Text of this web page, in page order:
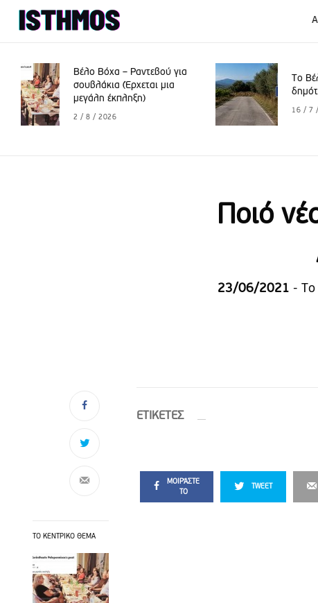
Το Βέλο γιορτάζει, οι
δημότες “πενθούν”
Ποιό
23/06/2021 - Το
ΤΟ ΚΕΝΤΡΙΚΟ ΘΕΜΑ
ETIΚΕΤΕΣ
ΜΟΙΡΆΣΤΕ
ΤΟ
TWEET